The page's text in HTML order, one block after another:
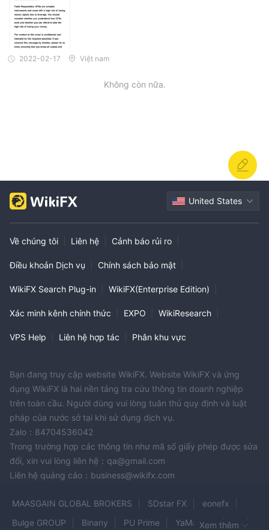
2022-02-17 Việt nam
Không còn nữa.
United States
Về chúng tôi Liên hệ Cảnh báo rủi ro
Điều khoản Dịch vụ Chính sách bảo mật
WikiFX Search Plug-in WikiFX(Enterprise Edition)
Xác minh kênh chính thức EXPO WikiResearch
VPS Help Liên hệ hợp tác Phân khu vực
Bạn đang truy cập website WikiFX. Website WikiFX và ứng
dụng WikiFX là hai nền tảng tra cứu thông tin doanh nghiệp
trên toàn cầu. Người dùng vui lòng tuân thủ quy định và luật
pháp của nước sở tại khi sử dụng dịch vụ.
Zalo：84704536042
Trong trường hợp các thông tin như mã số giấy phép được sửa
đổi, xin vui lòng liên hệ：qa@gmail.com
Liên hệ quảng cáo：business@wikifx.com
MAASGAIN GLOBAL BROKERS SDstar FX
eonefx
Bulge GROUP
Binany PU Prime YaMarkets IC
Xem thêm